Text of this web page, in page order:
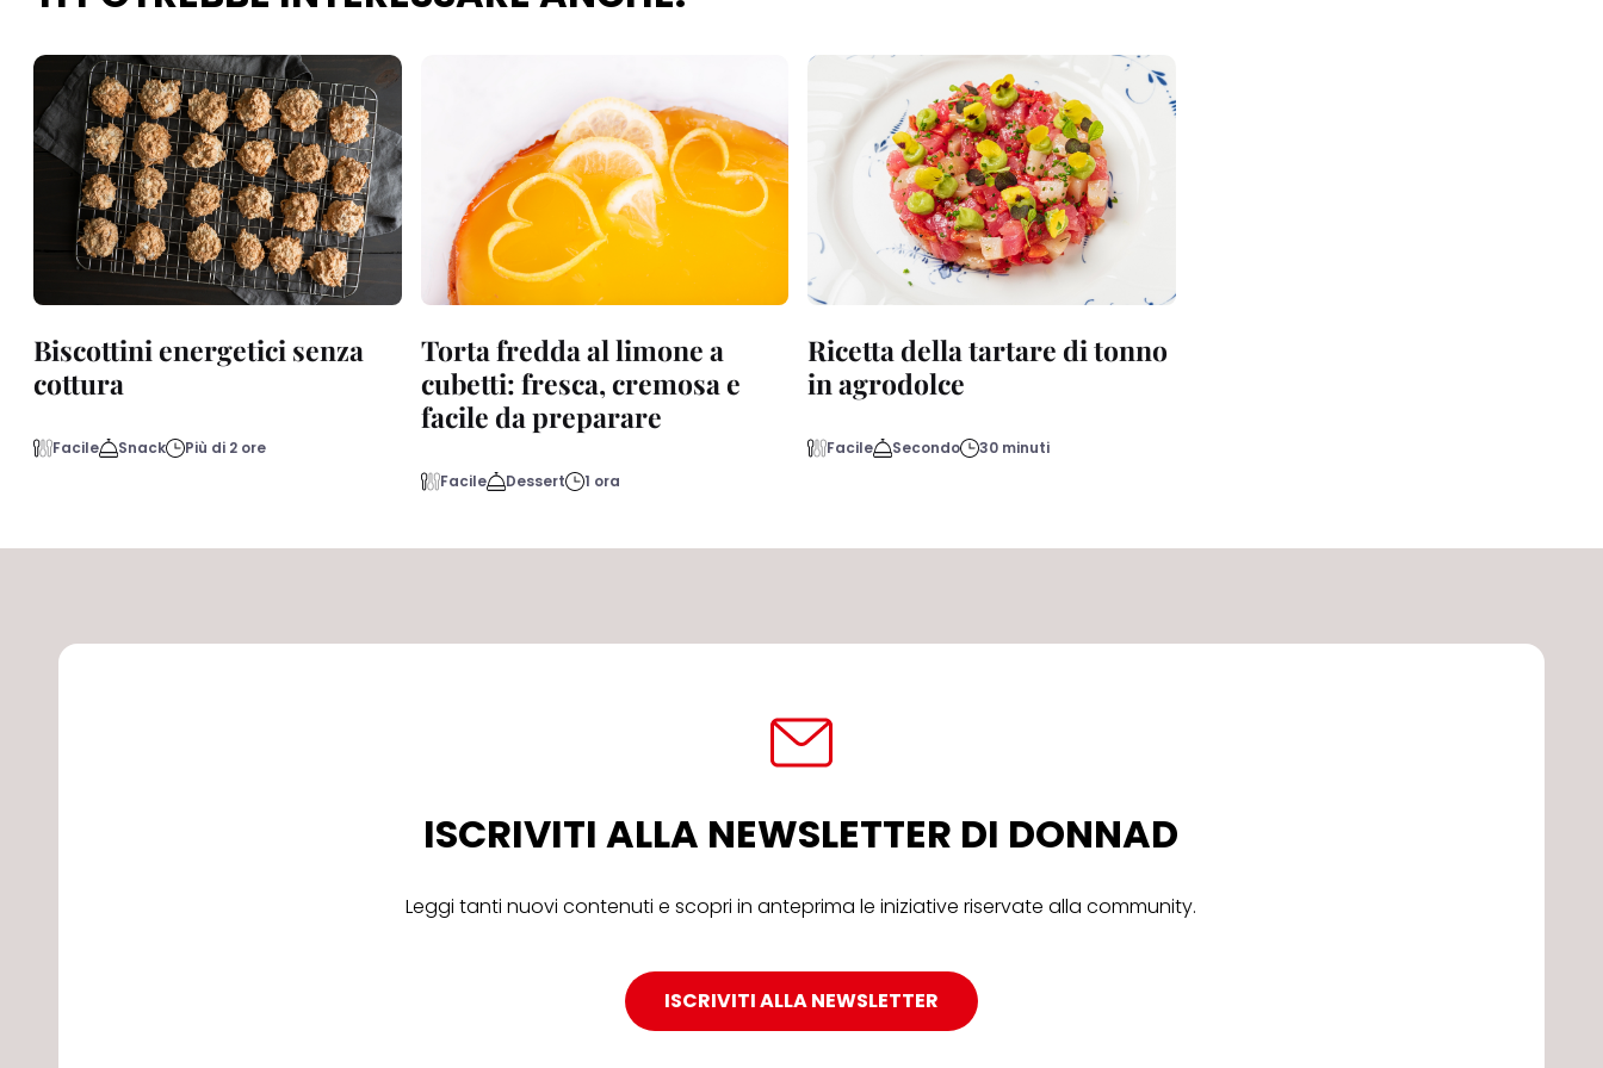
Biscottini energetici senza
cottura
Facile Snack Più di 2 ore
Torta fredda al limone a
cubetti: fresca, cremosa e
facile da preparare
Facile Dessert 1 ora
Ricetta della tartare di tonno
in agrodolce
Facile Secondo 30 minuti
ISCRIVITI ALLA NEWSLETTER DI DONNAD
Leggi tanti nuovi contenuti e scopri in anteprima le iniziative riservate alla community.
ISCRIVITI ALLA NEWSLETTER